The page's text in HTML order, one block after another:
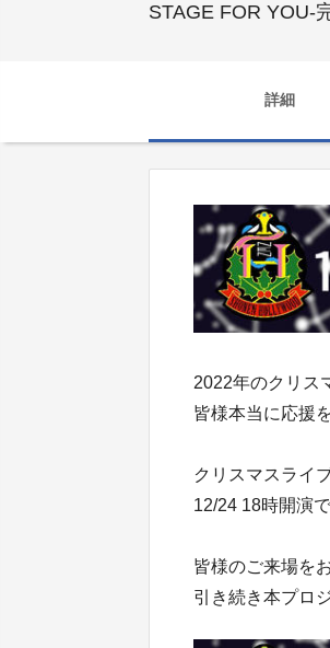
STAGE FOR YOU-
詳細
2022年のクリス
皆様本当に応援
クリスマスライ
12/24 18時開演で
皆様のご来場を
引き続き本プロ